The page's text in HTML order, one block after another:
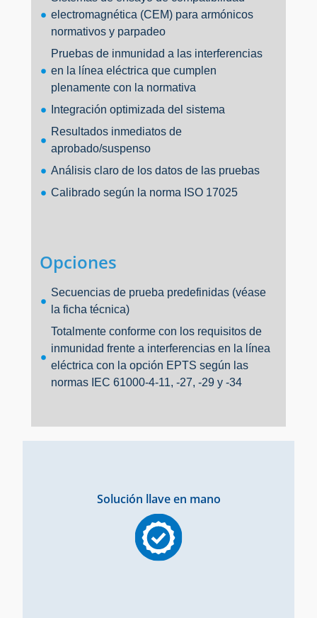
electromagnética (CEM) para armónicos
normativos y parpadeo
Pruebas de inmunidad a las interferencias
en la línea eléctrica que cumplen
plenamente con la normativa
Integración optimizada del sistema
Resultados inmediatos de
aprobado/suspenso
Análisis claro de los datos de las pruebas
Calibrado según la norma ISO 17025
Opciones
Secuencias de prueba predefinidas (véase
la ficha técnica)
Totalmente conforme con los requisitos de
inmunidad frente a interferencias en la línea
eléctrica con la opción EPTS según las
normas IEC 61000-4-11, -27, -29 y -34
Solución llave en mano